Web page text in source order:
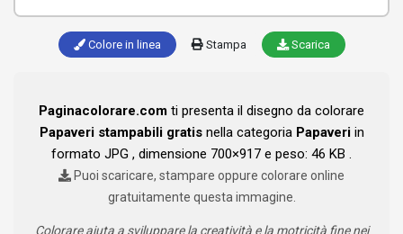
Colore in linea Stampa Scarica
Paginacolorare.com ti presenta il disegno da colorare
Papaveri stampabili gratisnella categoria Papaveriin
formato JPG , dimensione 700×917 e peso: 46 KB .
Puoi scaricare, stampare oppure colorare online
gratuitamente questa immagine.
Colorare aiuta a sviluppare la creatività e la motricità fine nei